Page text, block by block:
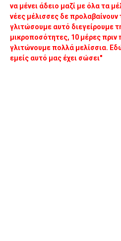
να μένει άδειο μαζί με όλα τα
νέες μέλισσες δε προλαβαίνουν
γλιτώσουμε αυτό διεγείρουμε
μικροποσότητες, 10 μέρες
γλιτώνουμε πολλά μελίσσια.
εμείς αυτό μας έχει σώσει"